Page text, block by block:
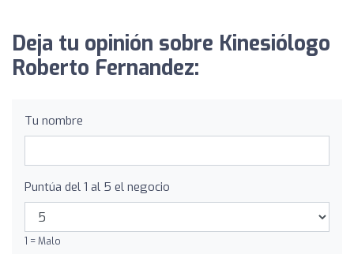
Deja tu opinión sobre Kinesiólogo
Roberto Fernandez:
Tu nombre
Puntúa del 1 al 5 el negocio
1 = Malo